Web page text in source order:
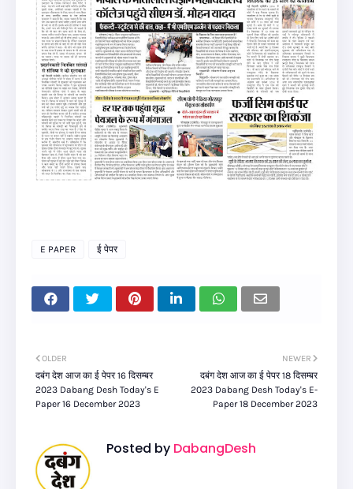
E PAPER ई पेपर
NEWER
दबंग देश आज का ई पेपर 18 दिसम्बर
2023 Dabang Desh Today's E-
Paper 18 December 2023
OLDER
दबंग देश आज का ई पेपर 16 दिसम्बर
2023 Dabang Desh Today's E
Paper 16 December 2023
Posted by DabangDesh